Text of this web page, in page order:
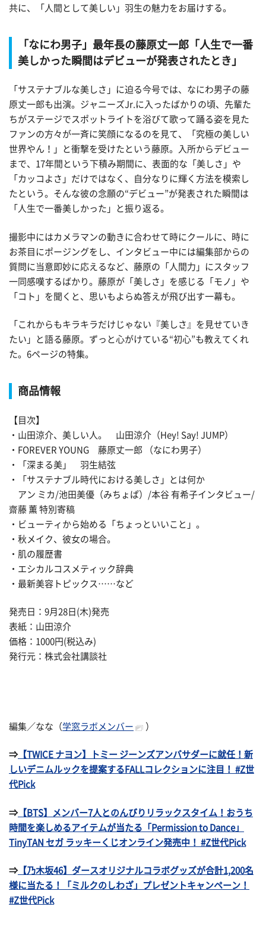
共に、「人間として美しい」羽生の魅力をお届けする。
「なにわ男子」最年長の藤原丈一郎「人生で一番
美しかった瞬間はデビューが発表されたとき」
「サステナブルな美しさ」に迫る今号では、なにわ男子の藤
原丈一郎も出演。ジャニーズJr.に入ったばかりの頃、先輩た
ちがステージでスポットライトを浴びて歌って踊る姿を見た
ファンの方々が一斉に笑顔になるのを見て、「究極の美しい
世界やん！」と衝撃を受けたという藤原。入所からデビュー
まで、17年間という下積み期間に、表面的な「美しさ」や
「カッコよさ」だけではなく、自分なりに輝く方法を模索し
たという。そんな彼の念願の“デビュー”が発表された瞬間は
「人生で一番美しかった」と振り返る。
撮影中にはカメラマンの動きに合わせて時にクールに、時に
お茶目にポージングをし、インタビュー中には編集部からの
質問に当意即妙に応えるなど、藤原の「人間力」にスタッフ
一同感嘆するばかり。藤原が「美しさ」を感じる「モノ」や
「コト」を聞くと、思いもよらぬ答えが飛び出す一幕も。
「これからもキラキラだけじゃない『美しさ』を見せていき
たい」と語る藤原。ずっと心がけている“初心”も教えてくれ
た。6ページの特集。
商品情報
【目次】
・山田涼介、美しい人。 山田涼介（Hey! Say! JUMP）
・FOREVER YOUNG 藤原丈一郎 （なにわ男子）
・「深まる美」 羽生結弦
・「サステナブル時代における美しさ」とは何か
アン ミカ/池田美優（みちょぱ）/本谷 有希子インタビュー/
齋藤 薫 特別寄稿
・ビューティから始める「ちょっといいこと」。
・秋メイク、彼女の場合。
・肌の履歴書
・エシカルコスメティック辞典
・最新美容トピックス……など
発売日：9月28日(木)発売
表紙：山田涼介
価格：1000円(税込み)
発行元：株式会社講談社
編集／なな（ 学窓ラボメンバー ）
⇒【TWICE ナヨン】トミー ジーンズアンバサダーに就任！新
しいデニムルックを提案するFALLコレクションに注目！ #Z世
代Pick
⇒【BTS】メンバー7人とのんびりリラックスタイム！おうち
時間を楽しめるアイテムが当たる「Permission to Dance」
TinyTAN セガ ラッキーくじオンライン発売中！ #Z世代Pick
⇒【乃木坂46】ダースオリジナルコラボグッズが合計1,200名
様に当たる！「ミルクのしわざ」プレゼントキャンペーン！
#Z世代Pick